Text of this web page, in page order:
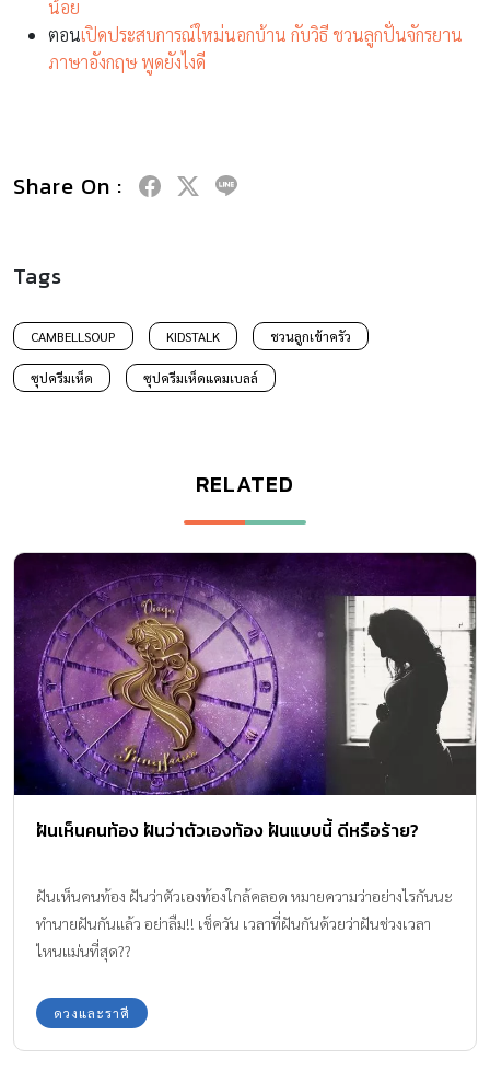
น้อย
ตอนเปิดประสบการณ์ใหม่นอกบ้าน กับวิธี ชวนลูกปั่นจักรยาน
ภาษาอังกฤษ พูดยังไงดี
Share On :
Tags
CAMBELLSOUP KIDSTALK ชวนลูกเข้าครัว
ซุปครีมเห็ด ซุปครีมเห็ดแคมเบลล์
RELATED
ฝันเห็นคนท้อง ฝันว่าตัวเองท้อง ฝันแบบนี้ ดีหรือร้าย?
ฝันเห็นคนท้อง ฝันว่าตัวเองท้องใกล้คลอด หมายความว่าอย่างไรกันนะ
ทำนายฝันกันแล้ว อย่าลืม!! เช็ควัน เวลาที่ฝันกันด้วยว่าฝันช่วงเวลา
ไหนแม่นที่สุด??
ดวงและราศี